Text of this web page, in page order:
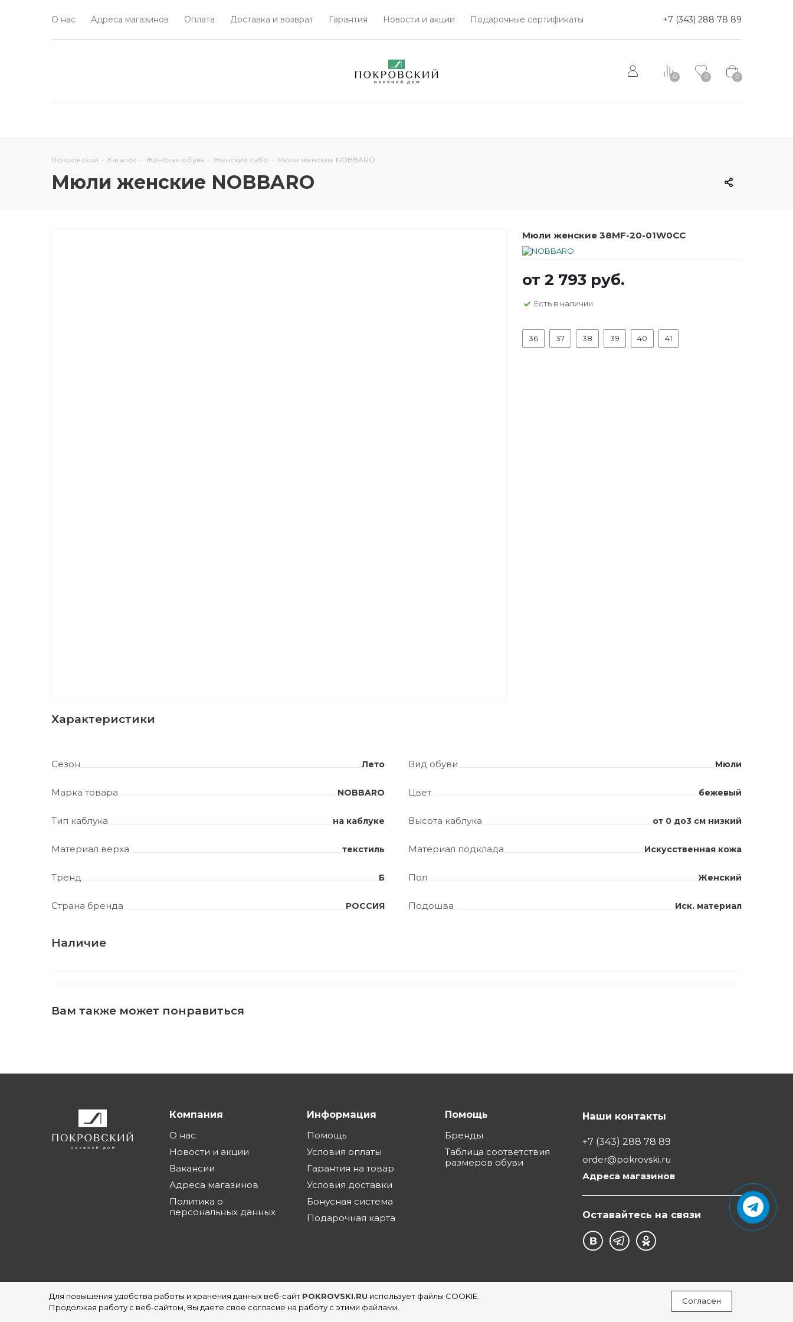
Для повышения удобства работы и хранения данных веб-сайт POKROVSKI.RU использует файлы COOKIE.
Продолжая работу с веб-сайтом, Вы даете свое согласие на работу с этими файлами.
Согласен
О нас Адреса магазинов Оплата Доставка и возврат Гарантия Новости и акции Подарочные сертификаты +7 (343) 288 78 89
0 0 0
Покровский - Каталог - Женская обувь - Женские сабо - Мюли женские NOBBARO
Мюли женские NOBBARO
Мюли женские 38MF-20-01W0CC
от2 793 руб.
Есть в наличии
36 37 38 39 40 41
Характеристики
Сезон Лето Вид обуви Мюли
Марка товара NOBBARO Цвет бежевый
Тип каблука на каблуке Высота каблука от 0 до3 см низкий
Материал верха текстиль Материал подклада Искусственная кожа
Тренд Б Пол Женский
Страна бренда РОССИЯ Подошва Иск. материал
Наличие
Вам также может понравиться
Компания
О нас
Новости и акции
Вакансии
Адреса магазинов
Политика о
персональных данных
Информация
Помощь
Условия оплаты
Гарантия на товар
Условия доставки
Бонусная система
Подарочная карта
Помощь
Бренды
Таблица соответствия
размеров обуви
Наши контакты
+7 (343) 288 78 89
order@pokrovski.ru
Адреса магазинов
Оставайтесь на связи
©1997 - 2026 Обувной Дом "Покровский" - сеть магазинов обуви в Екатеринбурге